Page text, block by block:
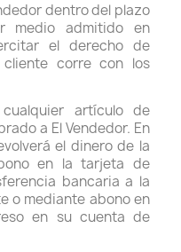
dentro del plazo
medio admitido en
el derecho de
corre con los
artículo de
a El Vendedor. En
el dinero de la
en la tarjeta de
bancaria a la
o mediante abono en
en su cuenta de